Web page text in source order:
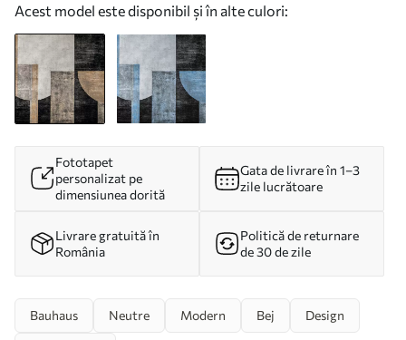
Acest model este disponibil și în alte culori:
Fototapet
personalizat pe
dimensiunea dorită
Gata de livrare în 1–3
zile lucrătoare
Livrare gratuită în
România
Politică de returnare
de 30 de zile
Bauhaus Neutre Modern Bej Design